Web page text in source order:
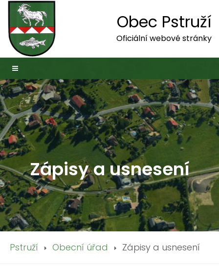
Obec Pstruží
Oficiální webové stránky
Zápisy a usnesení
Pstruží Obecní úřad Zápisy a usnesení